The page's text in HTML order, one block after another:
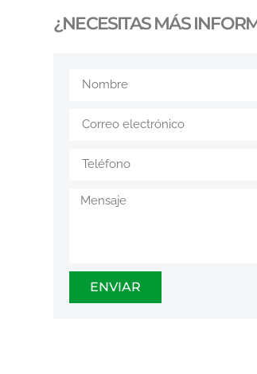
¿NECESITAS MÁS
ENVIAR